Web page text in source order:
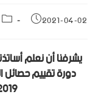
2021-04-02
يشرفنا أن نعلم
دورة تقييم حصائل
2019 وذلك عبر